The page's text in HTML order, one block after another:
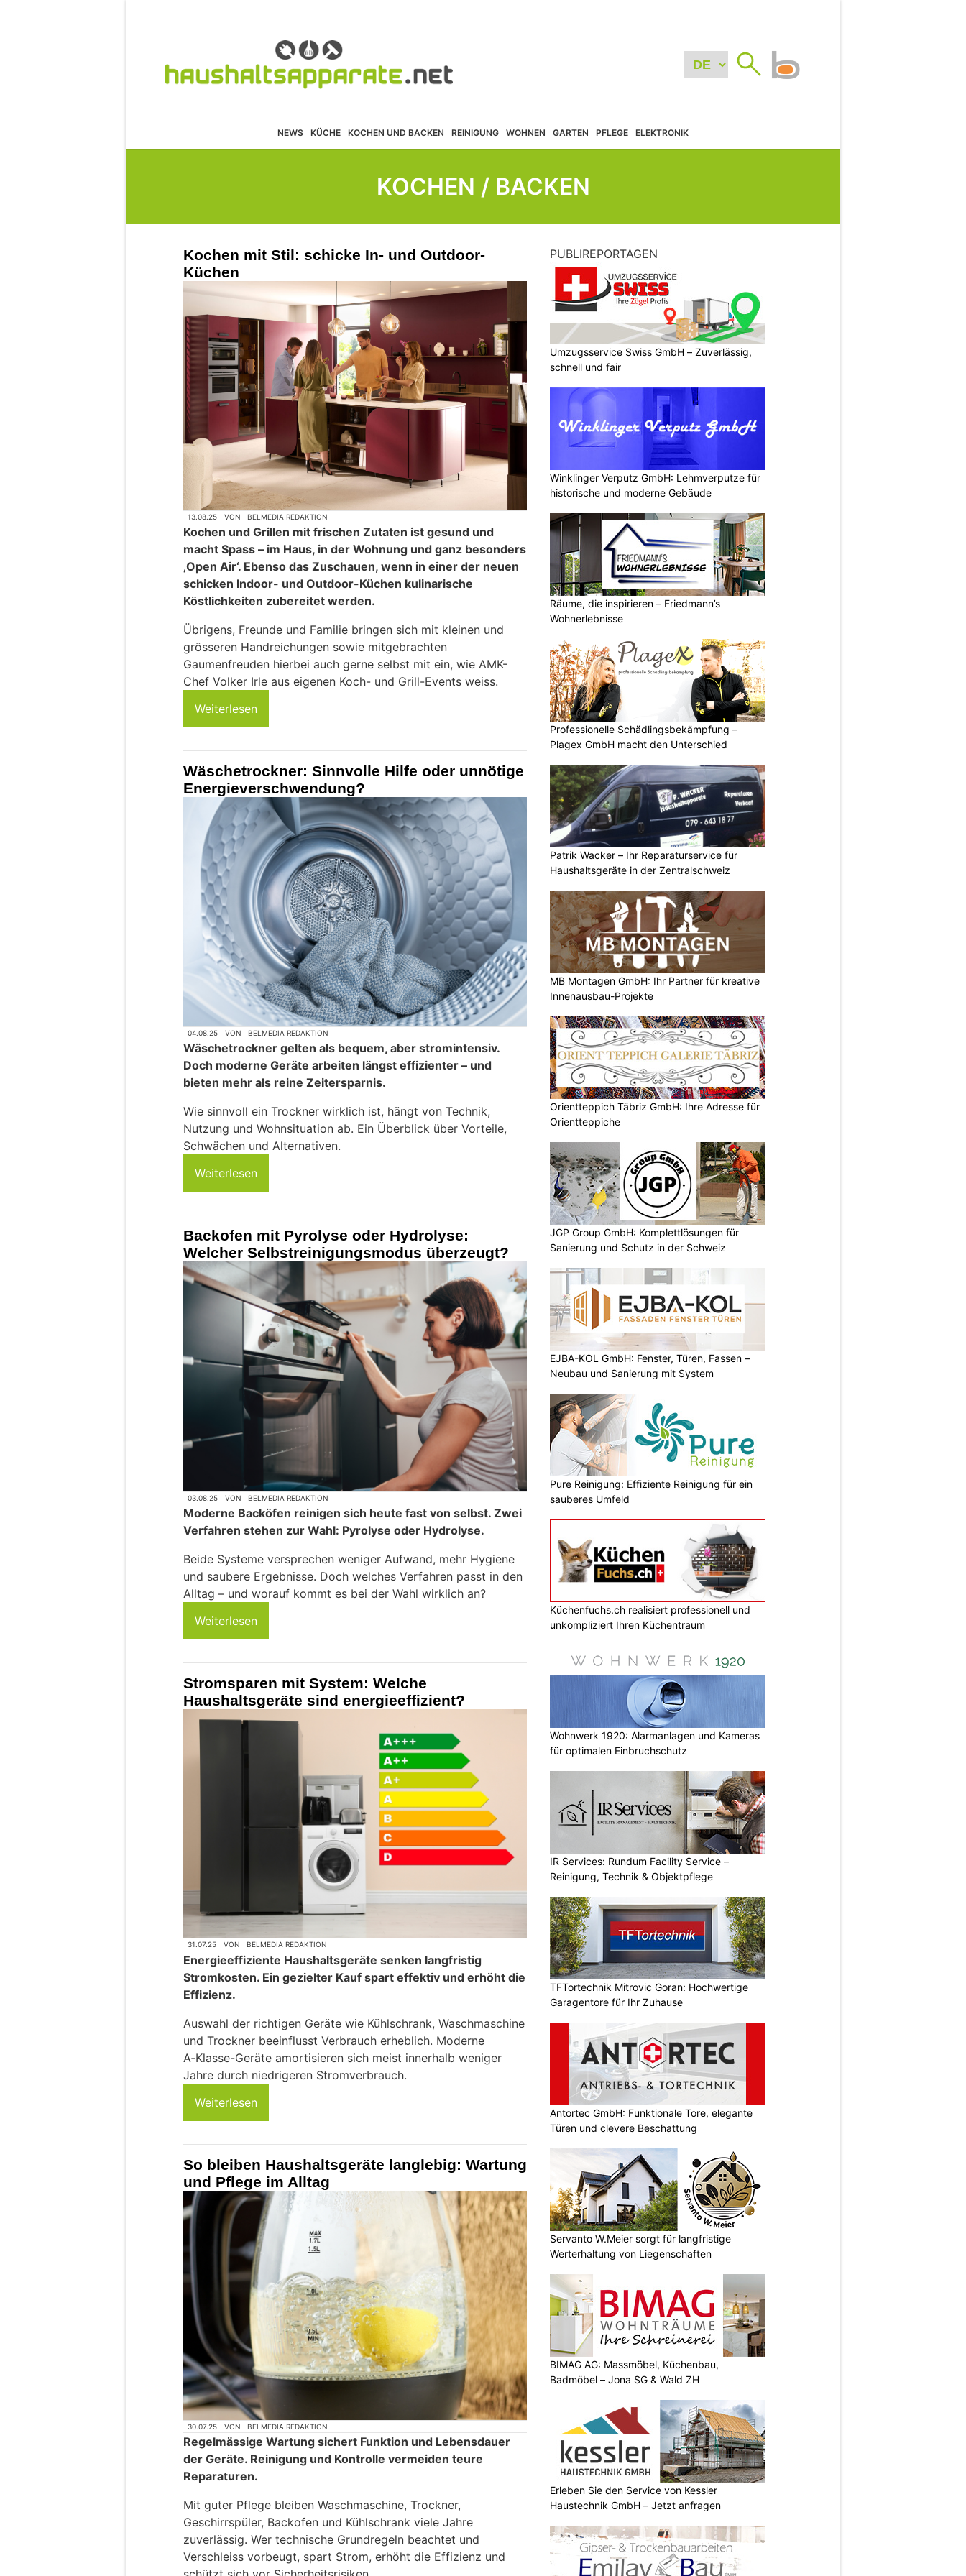
NEWS KÜCHE KOCHEN UND BACKEN REINIGUNG WOHNEN GARTEN PFLEGE ELEKTRONIK
KOCHEN / BACKEN
Kochen mit Stil: schicke In- und Outdoor-
Küchen
13.08.25 VON BELMEDIA REDAKTION
Kochen und Grillen mit frischen Zutaten ist gesund und
macht Spass – im Haus, in der Wohnung und ganz besonders
‚Open Air‘. Ebenso das Zuschauen, wenn in einer der neuen
schicken Indoor- und Outdoor-Küchen kulinarische
Köstlichkeiten zubereitet werden.
Übrigens, Freunde und Familie bringen sich mit kleinen und
grösseren Handreichungen sowie mitgebrachten
Gaumenfreuden hierbei auch gerne selbst mit ein, wie AMK-
Chef Volker Irle aus eigenen Koch- und Grill-Events weiss.
Weiterlesen
Wäschetrockner: Sinnvolle Hilfe oder unnötige
Energieverschwendung?
04.08.25 VON BELMEDIA REDAKTION
Wäschetrockner gelten als bequem, aber stromintensiv.
Doch moderne Geräte arbeiten längst effizienter – und
bieten mehr als reine Zeitersparnis.
Wie sinnvoll ein Trockner wirklich ist, hängt von Technik,
Nutzung und Wohnsituation ab. Ein Überblick über Vorteile,
Schwächen und Alternativen.
Weiterlesen
Backofen mit Pyrolyse oder Hydrolyse:
Welcher Selbstreinigungsmodus überzeugt?
03.08.25 VON BELMEDIA REDAKTION
Moderne Backöfen reinigen sich heute fast von selbst. Zwei
Verfahren stehen zur Wahl: Pyrolyse oder Hydrolyse.
Beide Systeme versprechen weniger Aufwand, mehr Hygiene
und saubere Ergebnisse. Doch welches Verfahren passt in den
Alltag – und worauf kommt es bei der Wahl wirklich an?
Weiterlesen
Stromsparen mit System: Welche
Haushaltsgeräte sind energieeffizient?
31.07.25 VON BELMEDIA REDAKTION
Energieeffiziente Haushaltsgeräte senken langfristig
Stromkosten. Ein gezielter Kauf spart effektiv und erhöht die
Effizienz.
Auswahl der richtigen Geräte wie Kühlschrank, Waschmaschine
und Trockner beeinflusst Verbrauch erheblich. Moderne
A‑Klasse-Geräte amortisieren sich meist innerhalb weniger
Jahre durch niedrigeren Stromverbrauch.
Weiterlesen
So bleiben Haushaltsgeräte langlebig: Wartung
und Pflege im Alltag
30.07.25 VON BELMEDIA REDAKTION
Regelmässige Wartung sichert Funktion und Lebensdauer
der Geräte. Reinigung und Kontrolle vermeiden teure
Reparaturen.
Mit guter Pflege bleiben Waschmaschine, Trockner,
Geschirrspüler, Backofen und Kühlschrank viele Jahre
zuverlässig. Wer technische Grundregeln beachtet und
Verschleiss vorbeugt, spart Strom, erhöht die Effizienz und
PUBLIREPORTAGEN
Umzugsservice Swiss GmbH – Zuverlässig,
schnell und fair
Winklinger Verputz GmbH: Lehmverputze für
historische und moderne Gebäude
Räume, die inspirieren – Friedmann’s
Wohnerlebnisse
Professionelle Schädlingsbekämpfung –
Plagex GmbH macht den Unterschied
Patrik Wacker – Ihr Reparaturservice für
Haushaltsgeräte in der Zentralschweiz
MB Montagen GmbH: Ihr Partner für kreative
Innenausbau-Projekte
Orientteppich Täbriz GmbH: Ihre Adresse für
Orientteppiche
JGP Group GmbH: Komplettlösungen für
Sanierung und Schutz in der Schweiz
EJBA-KOL GmbH: Fenster, Türen, Fassen –
Neubau und Sanierung mit System
Pure Reinigung: Effiziente Reinigung für ein
sauberes Umfeld
Küchenfuchs.ch realisiert professionell und
unkompliziert Ihren Küchentraum
Wohnwerk 1920: Alarmanlagen und Kameras
für optimalen Einbruchschutz
IR Services: Rundum Facility Service –
Reinigung, Technik & Objektpflege
TFTortechnik Mitrovic Goran: Hochwertige
Garagentore für Ihr Zuhause
Antortec GmbH: Funktionale Tore, elegante
Türen und clevere Beschattung
Servanto W.Meier sorgt für langfristige
Werterhaltung von Liegenschaften
BIMAG AG: Massmöbel, Küchenbau,
Badmöbel – Jona SG & Wald ZH
Erleben Sie den Service von Kessler
Haustechnik GmbH – Jetzt anfragen